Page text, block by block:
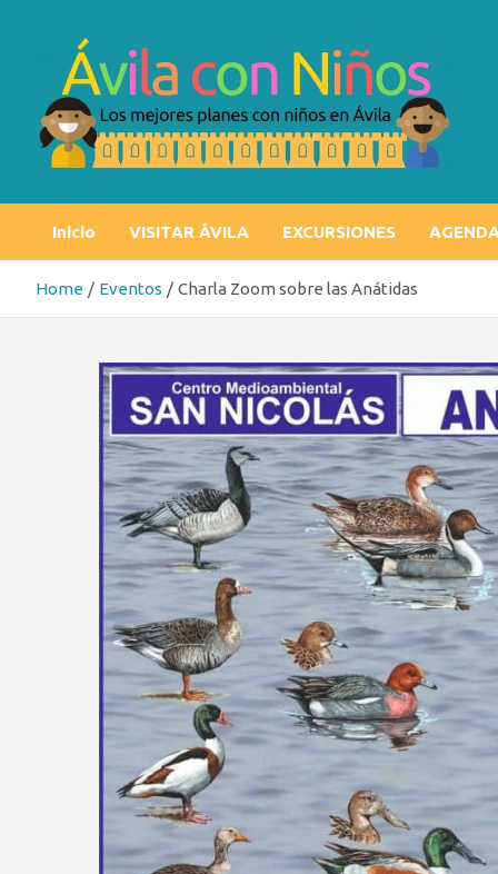
Inicio VISITAR ÁVILA EXCURSIONES
Home Eventos Charla Zoom sobre las Anátidas